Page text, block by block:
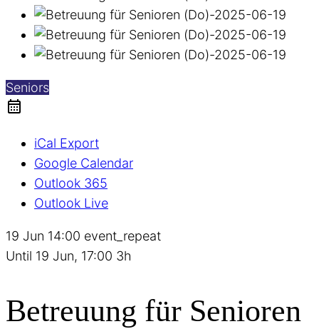
Seniors
iCal Export
Google Calendar
Outlook 365
Outlook Live
19 Jun 14:00 event_repeat
Until 19 Jun, 17:00 3h
Betreuung für Senioren